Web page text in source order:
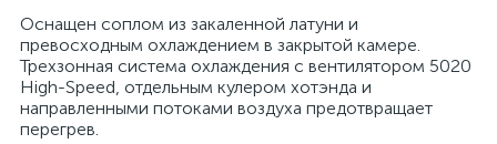
Оснащен соплом из закаленной латуни и
превосходным охлаждением в закрытой камере.
Трехзонная система охлаждения с вентилятором 5020
High-Speed, отдельным кулером хотэнда и
направленными потоками воздуха предотвращает
перегрев.